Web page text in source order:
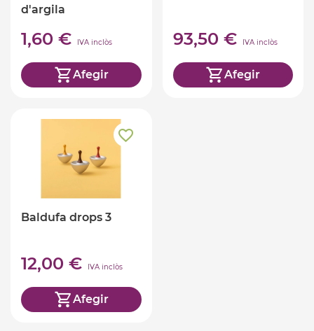
d'argila
1,60 € IVA inclòs
Afegir
93,50 € IVA inclòs
Afegir
Baldufa drops 3
12,00 € IVA inclòs
Afegir